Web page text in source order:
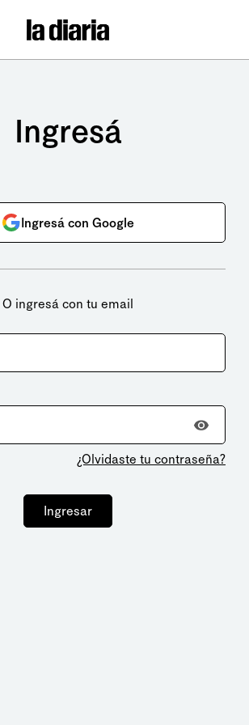
Ingresá
Ingresá con Google
O ingresá con tu email
¿Olvidaste tu contraseña?
Ingresar